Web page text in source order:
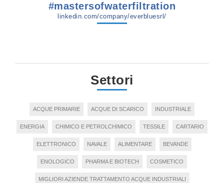
#mastersofwaterfiltration
linkedin.com/company/everbluesrl/
Settori
ACQUE PRIMARIE ACQUE DI SCARICO INDUSTRIALE
ENERGIA CHIMICO E PETROLCHIMICO TESSILE CARTARIO
ELETTRONICO NAVALE ALIMENTARE BEVANDE
ENOLOGICO PHARMA E BIOTECH COSMETICO
MIGLIORI AZIENDE TRATTAMENTO ACQUE INDUSTRIALI